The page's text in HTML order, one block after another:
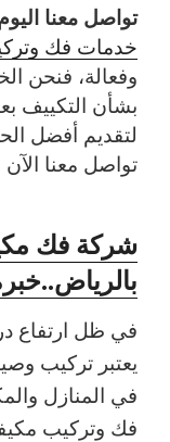
تواصل معنا
خدمات فك
وفعالة، فنحن
بشأن التكييف
لتقديم أفضل
تواصل معنا
شركة فك
في ظل ارتفاع
يعتبر تركيب
في المنازل
فك وتركيب